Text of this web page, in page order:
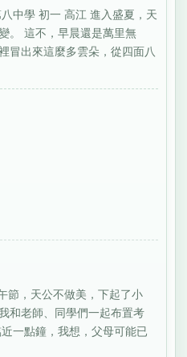
中學 初一 高江 進入盛夏，天
。 這不，早晨還是萬里無
冒出來這麼多雲朵，從四面八
節，天公不做美，下起了小
和老師、同學們一起布置考
一點鐘，我想，父母可能已